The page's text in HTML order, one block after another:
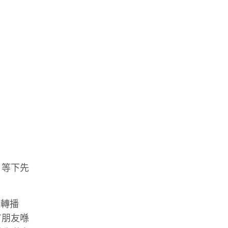
下先
播
友喺